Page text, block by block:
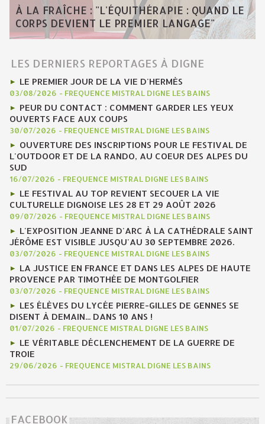
À LA FRAÎCHE : "L'ÉQUITHÉRAPIE : QUAND LE
CORPS DEVIENT LE PREMIER LANGAGE"
LES DERNIERS REPORTAGES À DIGNE
LE PREMIER JOUR DE LA VIE D'HERMÈS
03/08/2026 - FREQUENCE MISTRAL DIGNE LES BAINS
PEUR DU CONTACT : COMMENT GARDER LES YEUX
OUVERTS FACE AUX COUPS
30/07/2026 - FREQUENCE MISTRAL DIGNE LES BAINS
OUVERTURE DES INSCRIPTIONS POUR LE FESTIVAL DE
L'OUTDOOR ET DE LA RANDO, AU COEUR DES ALPES DU
SUD
16/07/2026 - FREQUENCE MISTRAL DIGNE LES BAINS
LE FESTIVAL AU TOP REVIENT SECOUER LA VIE
CULTURELLE DIGNOISE LES 28 ET 29 AOÛT 2026
09/07/2026 - FREQUENCE MISTRAL DIGNE LES BAINS
L'EXPOSITION JEANNE D'ARC À LA CATHÉDRALE SAINT
JÉRÔME EST VISIBLE JUSQU'AU 30 SEPTEMBRE 2026.
03/07/2026 - FREQUENCE MISTRAL DIGNE LES BAINS
LA JUSTICE EN FRANCE ET DANS LES ALPES DE HAUTE
PROVENCE PAR TIMOTHÉE DE MONTGOLFIER
03/07/2026 - FREQUENCE MISTRAL DIGNE LES BAINS
LES ÉLÈVES DU LYCÉE PIERRE-GILLES DE GENNES SE
DISENT À DEMAIN... DANS 10 ANS !
01/07/2026 - FREQUENCE MISTRAL DIGNE LES BAINS
LE VÉRITABLE DÉCLENCHEMENT DE LA GUERRE DE
TROIE
29/06/2026 - FREQUENCE MISTRAL DIGNE LES BAINS
FACEBOOK